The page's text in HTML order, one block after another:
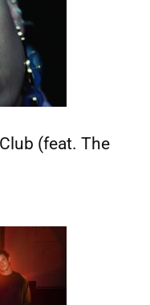
(feat. The